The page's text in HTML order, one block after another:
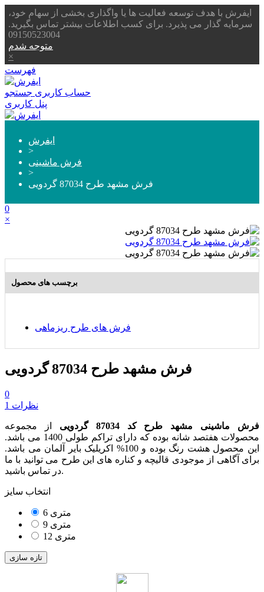
ایفرش با هدف توسعه فعالیت ها یا واگذاری بخشی از سهام خود،
سرمایه گذار می پذیرد. برای کسب اطلاعات بیشتر تماس بگیرید.
09150523004
متوجه شدم
×
فهرست
حساب کاربری جستجو
پنل کاربری
ایفرش
>
فرش ماشینی
>
فرش مشهد طرح 87034 گردویی
0
×
برچسب های محصول
فرش های طرح ریزماهی
فرش مشهد طرح 87034 گردویی
0
1 نظرات
فرش ماشینی مشهد طرح کد 87034 گردویی
از مجموعه
محصولات هفتصد شانه بوده که دارای تراکم طولی 1400 می باشد.
این محصول هشت رنگ بوده و 100% اکریلیک بایر آلمان می باشد.
برای آگاهی از موجودی قالیچه و کناره های این طرح می توانید با ما
در تماس باشید.
انتخاب سایز
6 متری
9 متری
12 متری